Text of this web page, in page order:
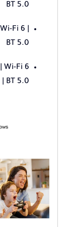
BT 5.0
Fi 6 |
BT 5.0
Wi-Fi 6
| BT 5.0